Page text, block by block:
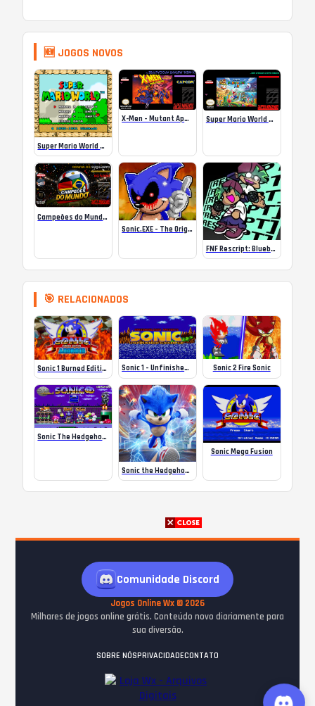
🆕 JOGOS NOVOS
Super Mario World SA-1 Online
X-Men – Mutant Apocalypse Rebalanced Online Super Mario World Mix Online
Campeões do Mundo (ISS) Online
Sonic.EXE – The Original Game Online
FNF Rescript: Blueballed
🎯 RELACIONADOS
Sonic 1 Burned Edition (old) on ANDROID Sonic 1 – Unfinished Example Remade (Final Release) Sonic 2 Fire Sonic
Sonic The Hedgehog 2 CD (Robo Blast 2 Style) + 3D Blast OST
Sonic the Hedgehog 2020
Sonic Mega Fusion
Comunidade Discord
Jogos Online Wx © 2026
Milhares de jogos online grátis. Conteúdo novo diariamente para
sua diversão.
SOBRE NÓSPRIVACIDADECONTATO